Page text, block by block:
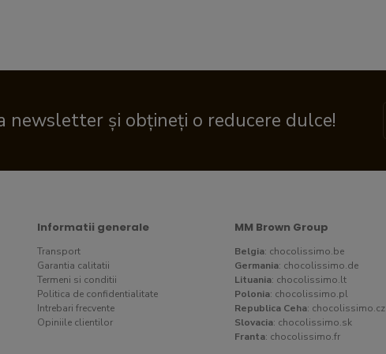
newsletter și obțineți o reducere dulce!
Informatii generale
Transport
Garantia calitatii
Termeni si conditii
Politica de confidentialitate
Intrebari frecvente
Opiniile clientilor
MM Brown Group
Belgia: chocolissimo.be
Germania: chocolissimo.de
Lituania: chocolissimo.lt
Polonia: chocolissimo.pl
Republica Ceha: chocolissimo.cz
Slovacia: chocolissimo.sk
Franta: chocolissimo.fr